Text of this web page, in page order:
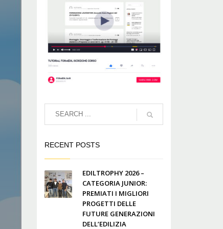
RECENT POSTS
EDILTROPHY 2026 –
CATEGORIA JUNIOR:
PREMIATI I MIGLIORI
PROGETTI DELLE
FUTURE GENERAZIONI
DELL’EDILIZIA